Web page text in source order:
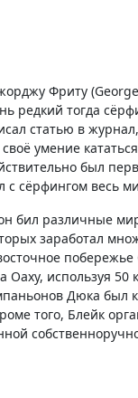
Фриту
тогда
статью в
умение
был
с сёрфингом весь
бил различные
заработал
используя
Дюка был
того, Блейк